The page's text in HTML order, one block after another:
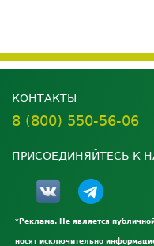
КОНТАКТЫ
8 (800) 550-56-06
ПРИСОЕДИНЯЙТЕСЬ К
*Реклама. Не является
носят исключительно